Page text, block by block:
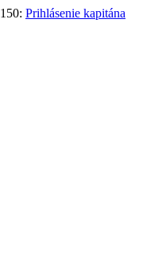
150: Prihlásenie kapitána